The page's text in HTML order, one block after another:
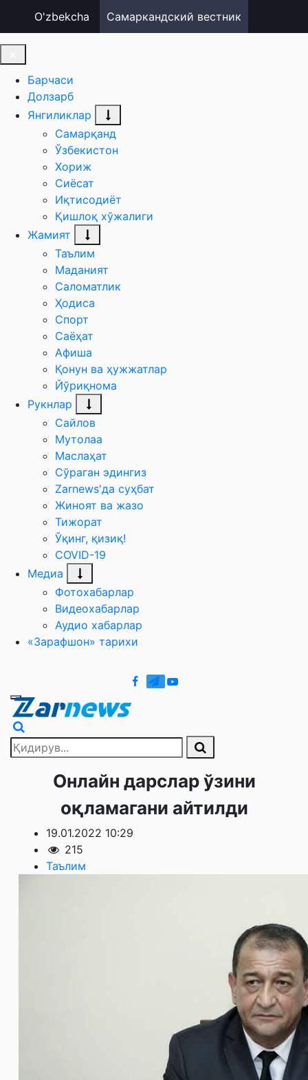
O'zbekcha Самаркандский вестник
Барчаси
Долзарб
Янгиликлар
Самарқанд
Ўзбекистон
Хориж
Сиёсат
Иқтисодиёт
Қишлоқ хўжалиги
Жамият
Таълим
Маданият
Саломатлик
Ҳодиса
Спорт
Саёҳат
Афиша
Қонун ва ҳужжатлар
Йўриқнома
Рукнлар
Сайлов
Мутолаа
Маслаҳат
Сўраган эдингиз
Zarnews'да суҳбат
Жиноят ва жазо
Тижорат
Ўқинг, қизиқ!
COVID-19
Медиа
Фотохабарлар
Видеохабарлар
Аудио хабарлар
«Зарафшон» тарихи
Онлайн дарслар ўзини
оқламагани айтилди
19.01.2022 10:29
215
Таълим